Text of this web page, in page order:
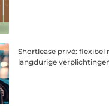
Shortlease privé: flexibel
langdurige